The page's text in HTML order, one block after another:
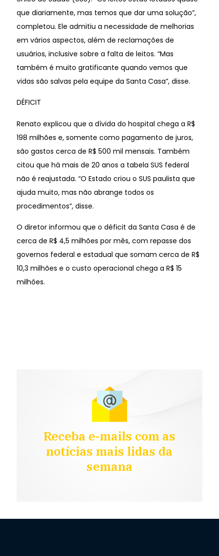
que diariamente, mas temos que dar uma solução”,
completou. Ele admitiu a necessidade de melhorias
em vários aspectos, além de reclamações de
usuários, inclusive sobre a falta de leitos. “Mas
também é muito gratificante quando vemos que
vidas são salvas pela equipe da Santa Casa”, disse.
DÉFICIT
Renato explicou que a dívida do hospital chega a R$
198 milhões e, somente como pagamento de juros,
são gastos cerca de R$ 500 mil mensais. Também
citou que há mais de 20 anos a tabela SUS federal
não é reajustada. “O Estado criou o SUS paulista que
ajuda muito, mas não abrange todos os
procedimentos”, disse.
O diretor informou que o déficit da Santa Casa é de
cerca de R$ 4,5 milhões por mês, com repasse dos
governos federal e estadual que somam cerca de R$
10,3 milhões e o custo operacional chega a R$ 15
milhões.
Receba e-mails com as
notícias mais lidas da
semana